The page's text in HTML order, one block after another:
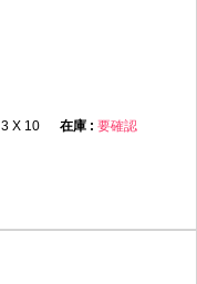
3 X 10
要確認